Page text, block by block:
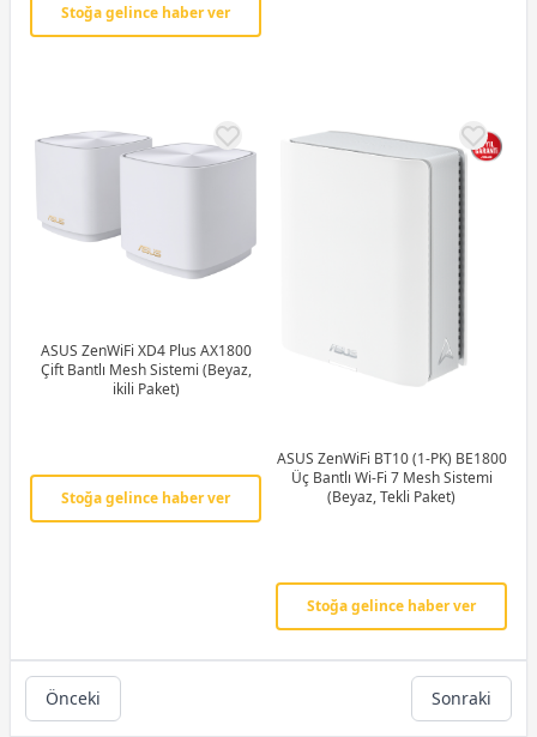
Stoğa gelince haber ver
ASUS ZenWiFi XD4 Plus AX1800
Çift Bantlı Mesh Sistemi (Beyaz,
ikili Paket)
Stoğa gelince haber ver
ASUS ZenWiFi BT10 (1-PK) BE1800
Üç Bantlı Wi-Fi 7 Mesh Sistemi
(Beyaz, Tekli Paket)
Stoğa gelince haber ver
Önceki Sonraki